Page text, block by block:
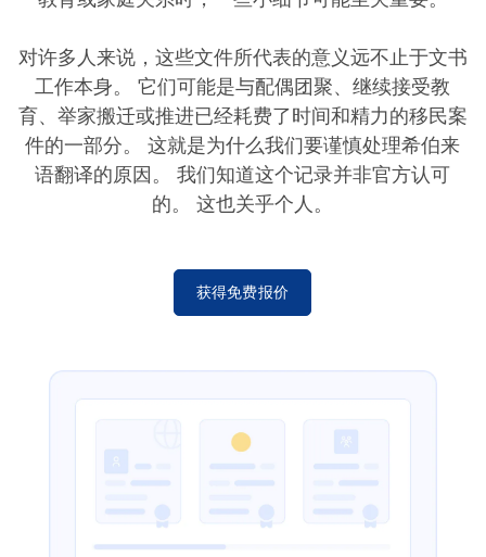
对许多人来说，这些文件所代表的意义远不止于文书
工作本身。 它们可能是与配偶团聚、继续接受教
育、举家搬迁或推进已经耗费了时间和精力的移民案
件的一部分。 这就是为什么我们要谨慎处理希伯来
语翻译的原因。 我们知道这个记录并非官方认可
的。 这也关乎个人。
获得免费报价